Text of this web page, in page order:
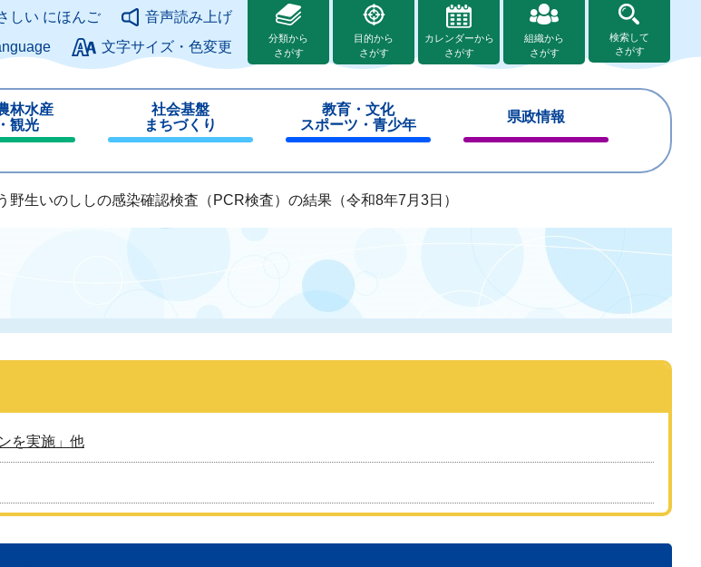
このページの本文へ
しい にほんご
音声読み上げ
文字サイズ・色変更
分類から
さがす
目的から
さがす
カレンダーから
さがす
組織から
さがす
検索して
さがす
林水産
観光
社会基盤
まちづくり
じ
る
教育・文化
スポーツ・青少年
じ
県政情報
じ
野生いのししの感染確認検査（PCR検査）の結果（令和8年7月3日）
を実施」他